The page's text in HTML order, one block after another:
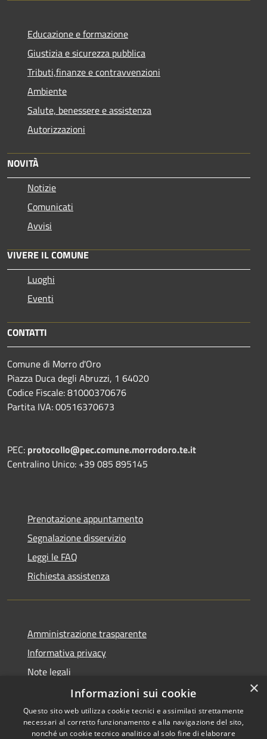
Educazione e formazione
Giustizia e sicurezza pubblica
Tributi,finanze e contravvenzioni
Ambiente
Salute, benessere e assistenza
Autorizzazioni
NOVITÀ
Notizie
Comunicati
Avvisi
VIVERE IL COMUNE
Luoghi
Eventi
CONTATTI
Comune di Morro d'Oro
Piazza Duca degli Abruzzi, 1 64020
Codice Fiscale: 81000370676
Partita IVA: 00516370673
PEC: protocollo@pec.comune.morrodoro.te.it
Centralino Unico: +39 085 895145
Prenotazione appuntamento
Segnalazione disservizio
Leggi le FAQ
Richiesta assistenza
Amministrazione trasparente
Informativa privacy
Note legali
Dichiarazione di accessibilità
×
Informazioni sui cookie
Questo sito web utilizza cookie tecnici e assimilati strettamente
necessari al corretto funzionamento e alla navigazione del sito,
nonché un cookie tecnico analitico al solo fine di elaborare